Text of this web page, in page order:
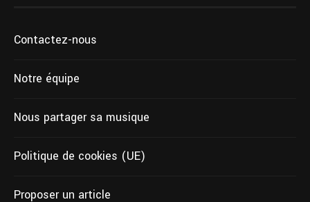
Contactez-nous
Notre équipe
Nous partager sa musique
Politique de cookies (UE)
Proposer un article